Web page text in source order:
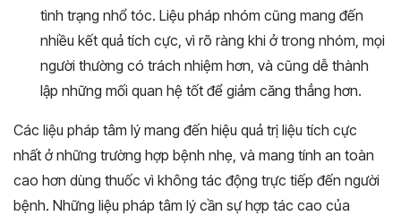
tình trạng nhổ tóc. Liệu pháp nhóm cũng mang đến
nhiều kết quả tích cực, vì rõ ràng khi ở trong nhóm, mọi
người thường có trách nhiệm hơn, và cũng dễ thành
lập những mối quan hệ tốt để giảm căng thẳng hơn.
Các liệu pháp tâm lý mang đến hiệu quả trị liệu tích cực
nhất ở những trường hợp bệnh nhẹ, và mang tính an toàn
cao hơn dùng thuốc vì không tác động trực tiếp đến người
bệnh. Những liệu pháp tâm lý cần sự hợp tác cao của